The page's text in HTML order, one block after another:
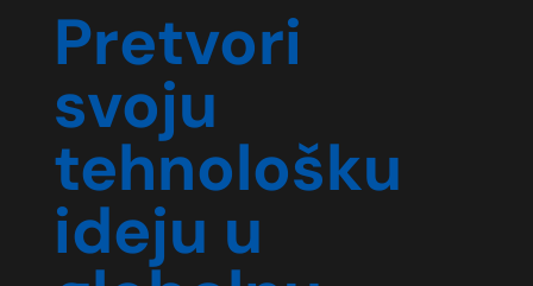
Pretvori
svoju
tehnološku
ideju u